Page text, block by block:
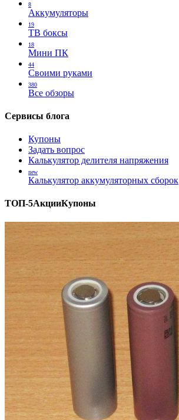
8
Аккумуляторы
19
ТВ боксы
18
Мини ПК
44
Своими руками
380
Все обзоры
Сервисы блога
Купоны
Задать вопрос
Калькулятор делителя напряжения
new
Калькулятор аккумуляторных сборок
ТОП-5АкцииКупоны